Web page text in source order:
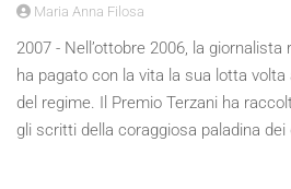
Maria Anna Filosa
2007 - Nell’ottobre 2006, la
ha pagato con la vita la sua lotta
del regime. Il Premio Terzani ha
gli scritti della coraggiosa paladina